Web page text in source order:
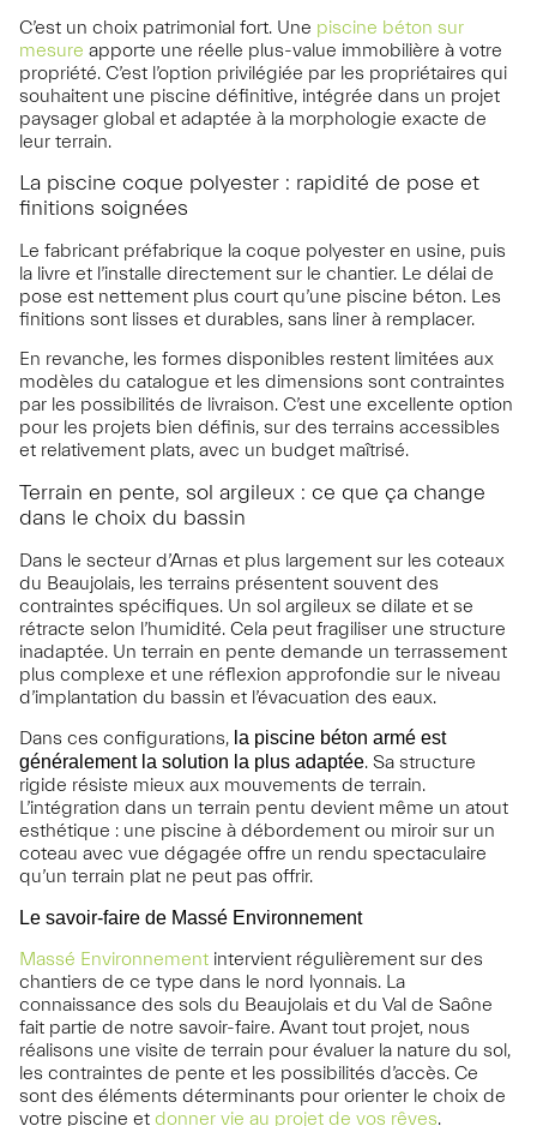
C’est un choix patrimonial fort. Une piscine béton sur
mesure apporte une réelle plus-value immobilière à votre
propriété. C’est l’option privilégiée par les propriétaires qui
souhaitent une piscine définitive, intégrée dans un projet
paysager global et adaptée à la morphologie exacte de
leur terrain.
La piscine coque polyester : rapidité de pose et
finitions soignées
Le fabricant préfabrique la coque polyester en usine, puis
la livre et l’installe directement sur le chantier. Le délai de
pose est nettement plus court qu’une piscine béton. Les
finitions sont lisses et durables, sans liner à remplacer.
En revanche, les formes disponibles restent limitées aux
modèles du catalogue et les dimensions sont contraintes
par les possibilités de livraison. C’est une excellente option
pour les projets bien définis, sur des terrains accessibles
et relativement plats, avec un budget maîtrisé.
Terrain en pente, sol argileux : ce que ça change
dans le choix du bassin
Dans le secteur d’Arnas et plus largement sur les coteaux
du Beaujolais, les terrains présentent souvent des
contraintes spécifiques. Un sol argileux se dilate et se
rétracte selon l’humidité. Cela peut fragiliser une structure
inadaptée. Un terrain en pente demande un terrassement
plus complexe et une réflexion approfondie sur le niveau
d’implantation du bassin et l’évacuation des eaux.
Dans ces configurations, la piscine béton armé est
généralement la solution la plus adaptée. Sa structure
rigide résiste mieux aux mouvements de terrain.
L’intégration dans un terrain pentu devient même un atout
esthétique : une piscine à débordement ou miroir sur un
coteau avec vue dégagée offre un rendu spectaculaire
qu’un terrain plat ne peut pas offrir.
Le savoir-faire de Massé Environnement
Massé Environnement intervient régulièrement sur des
chantiers de ce type dans le nord lyonnais. La
connaissance des sols du Beaujolais et du Val de Saône
fait partie de notre savoir-faire. Avant tout projet, nous
réalisons une visite de terrain pour évaluer la nature du sol,
les contraintes de pente et les possibilités d’accès. Ce
sont des éléments déterminants pour orienter le choix de
votre piscine et donner vie au projet de vos rêves.